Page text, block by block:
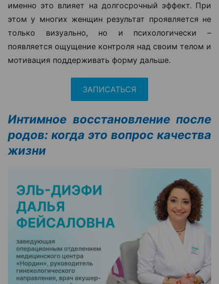
именно это влияет на долгосрочный эффект. При
этом у многих женщин результат проявляется не
только визуально, но и психологически –
появляется ощущение контроля над своим телом и
мотивация поддерживать форму дальше.
ЗАПИСАТЬСЯ
Интимное восстановление после
родов: когда это вопрос качества
жизни